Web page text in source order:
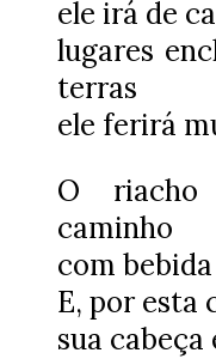
ele irá de
lugares
terras
ele ferirá
O
caminho
com
E, por esta
sua